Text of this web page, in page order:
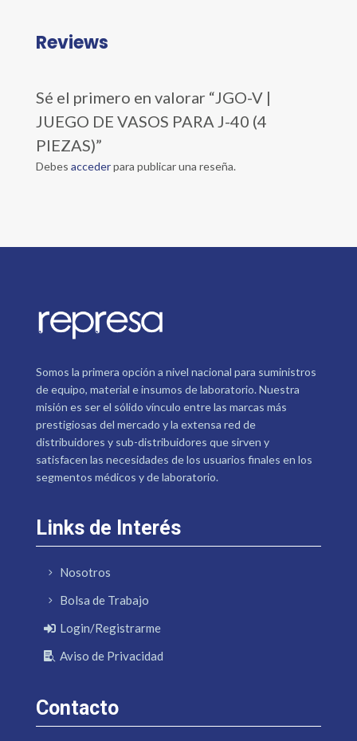
Reviews
Sé el primero en valorar “JGO-V |
JUEGO DE VASOS PARA J-40 (4
PIEZAS)”
Debes accederpara publicar una reseña.
Somos la primera opción a nivel nacional para suministros
de equipo, material e insumos de laboratorio. Nuestra
misión es ser el sólido vínculo entre las marcas más
prestigiosas del mercado y la extensa red de
distribuidores y sub-distribuidores que sirven y
satisfacen las necesidades de los usuarios finales en los
segmentos médicos y de laboratorio.
Links de Interés
Nosotros
Bolsa de Trabajo
Login/Registrarme
Aviso de Privacidad
Contacto